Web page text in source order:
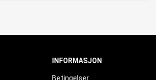
INFORMASJON
Betingelser